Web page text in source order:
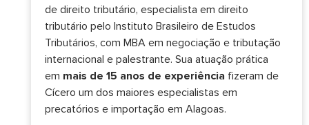
de direito tributário, especialista em direito
tributário pelo Instituto Brasileiro de Estudos
Tributários, com MBA em negociação e tributação
internacional e palestrante. Sua atuação prática
em mais de 15 anos de experiência fizeram de
Cícero um dos maiores especialistas em
precatórios e importação em Alagoas.